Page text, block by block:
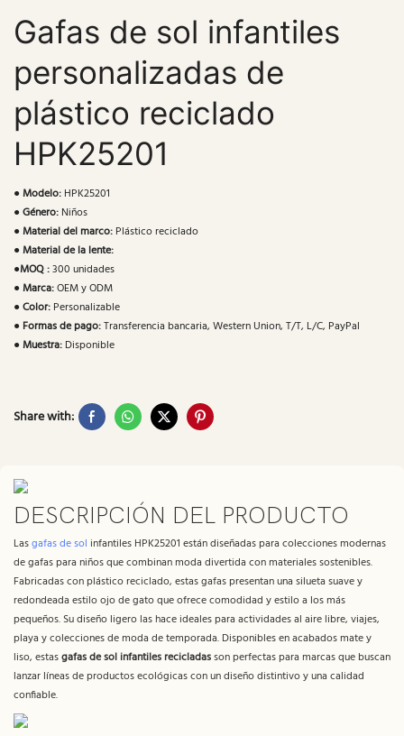
Gafas de sol infantiles
personalizadas de
plástico reciclado
HPK25201
●Modelo: HPK25201
●Género: Niños
●Material del marco: Plástico reciclado
●Material de la lente:
●MOQ :300 unidades
●Marca:OEM y ODM
●Color: Personalizable
● Formas de pago:Transferencia bancaria, Western Union, T/T, L/C, PayPal
●Muestra: Disponible
Share with:
DESCRIPCIÓN DEL PRODUCTO
Lasgafas de sol infantiles HPK25201 están diseñadas para colecciones modernas
de gafas para niños que combinan moda divertida con materiales sostenibles.
Fabricadas con plástico reciclado, estas gafas presentan una silueta suave y
redondeada estilo ojo de gato que ofrece comodidad y estilo a los más
pequeños. Su diseño ligero las hace ideales para actividades al aire libre, viajes,
playa y colecciones de moda de temporada. Disponibles en acabados mate y
liso, estasgafas de sol infantiles recicladasson perfectas para marcas que buscan
lanzar líneas de productos ecológicas con un diseño distintivo y una calidad
confiable.